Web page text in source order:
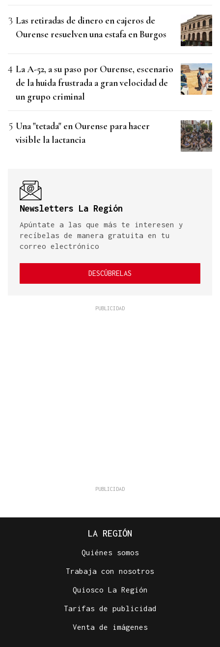
Las retiradas de dinero en cajeros de
Ourense resuelven una estafa en Burgos
La A-52, a su paso por Ourense, escenario
de la huida frustrada a gran velocidad de
un grupo criminal
Una "tetada" en Ourense para hacer
visible la lactancia
Newsletters La Región
Apúntate a las que más te interesen y
recíbelas de manera gratuita en tu
correo electrónico
DESCÚBRELAS
LA REGIÓN
Quiénes somos
Trabaja con nosotros
Quiosco La Región
Tarifas de publicidad
Venta de imágenes